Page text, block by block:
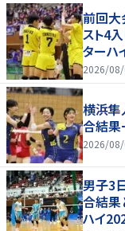
前回大
スト4
ターハ
2026/
横浜
合結果
2026/
男子3
合結果
ハイ